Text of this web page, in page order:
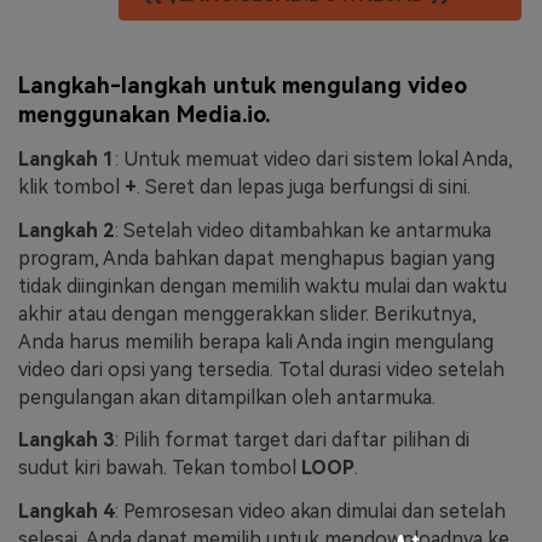
Langkah-langkah untuk mengulang video
menggunakan Media.io.
Langkah 1 : Untuk memuat video dari sistem lokal Anda,
klik tombol + . Seret dan lepas juga berfungsi di sini.
Langkah 2: Setelah video ditambahkan ke antarmuka
program, Anda bahkan dapat menghapus bagian yang
tidak diinginkan dengan memilih waktu mulai dan waktu
akhir atau dengan menggerakkan slider. Berikutnya,
Anda harus memilih berapa kali Anda ingin mengulang
video dari opsi yang tersedia. Total durasi video setelah
pengulangan akan ditampilkan oleh antarmuka.
Langkah 3: Pilih format target dari daftar pilihan di
sudut kiri bawah. Tekan tombol
LOOP.
Langkah 4: Pemrosesan video akan dimulai dan setelah